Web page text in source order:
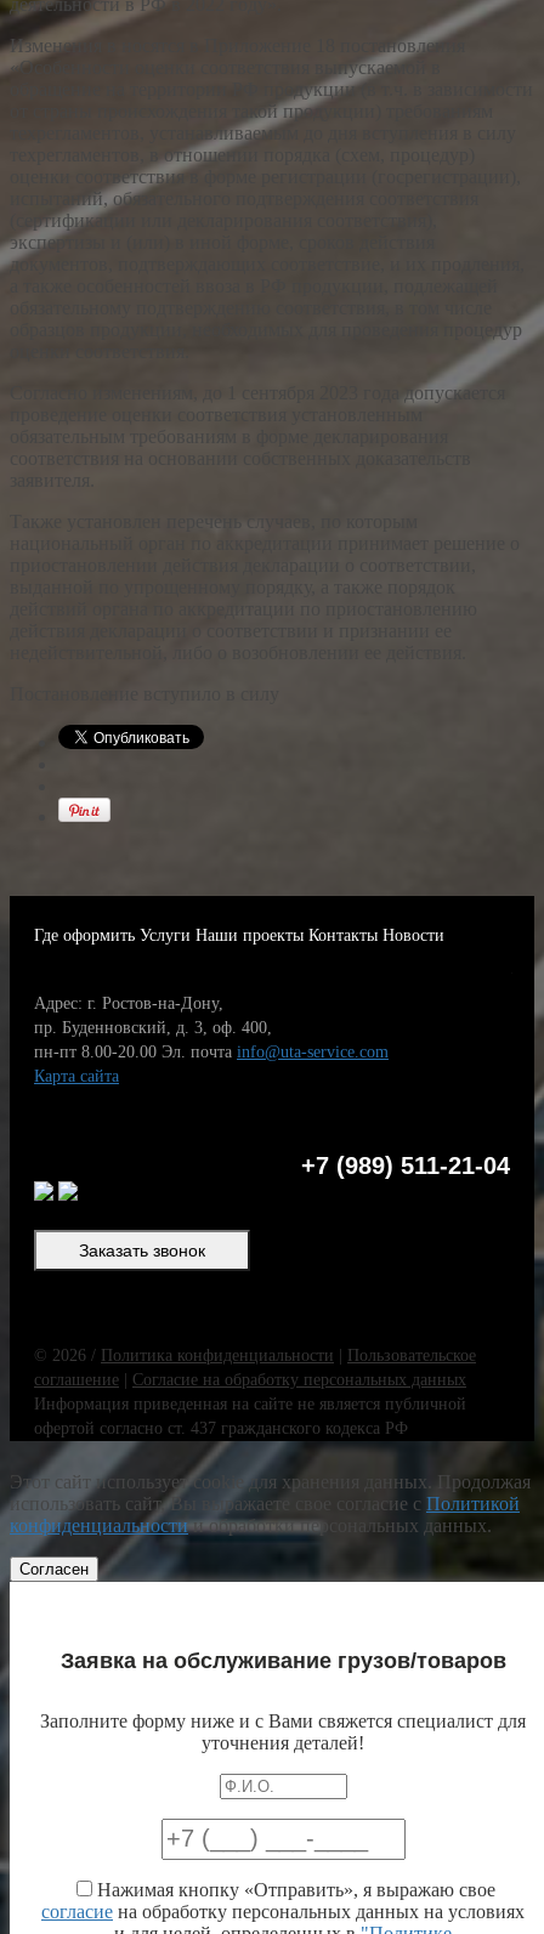
Изменения в носятся в Приложение 18 постановления
«Особенности оценки соответствия выпускаемой в
обращение на территории РФ продукции (в т.ч. в зависимости
от страны происхождения такой продукции) требованиям
техрегламентов, устанавливаемым до дня вступления в силу
техрегламентов, в отношении порядка (схем, процедур)
оценки соответствия в форме регистрации (госрегистрации),
испытаний, обязательного подтверждения соответствия
(сертификации или декларирования соответствия),
экспертизы и (или) в иной форме, сроков действия
документов, подтверждающих соответствие, и их продления,
образцов продукции, необходимых для проведения процедур
Согласно изменениям, до 1 сентября 2023 года допускается
обязательным требованиям в форме декларирования
Также установлен перечень случаев, по которым
Где оформить Услуги Наши проекты Контакты Новости
Адрес: г. Ростов-на-Дону,
пр. Буденновский, д. 3, оф. 400,
пн-пт 8.00-20.00 Эл. почта info@uta-service.com
Карта сайта
+7 (989) 511-21-04
Заказать звонок
© 2026 / Политика конфиденциальности | Пользовательское
соглашение | Согласие на обработку персональных данных
Информация приведенная на сайте не является публичной
офертой согласно ст. 437 гражданского кодекса РФ
Этот сайт использует cookie для хранения данных. Продолжая
использовать сайт, Вы выражаете свое согласие с Политикой
конфиденциальностии обработки персональных данных.
Согласен
Заявка на обслуживание грузов/товаров
Заполните форму ниже и с Вами свяжется специалист для
уточнения деталей!
Нажимая кнопку «Отправить», я выражаю свое
согласие на обработку персональных данных на условиях